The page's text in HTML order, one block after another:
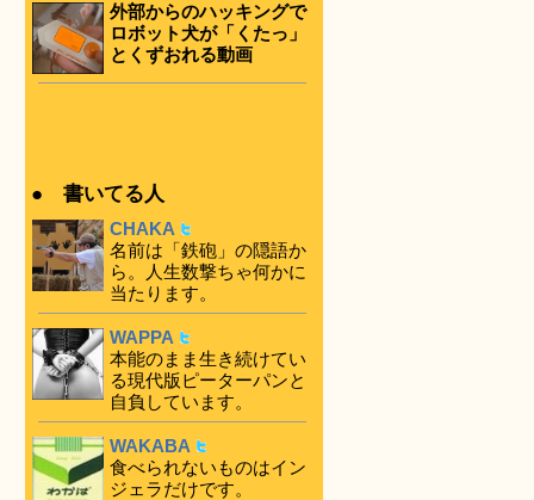
外部からのハッキングで
ロボット犬が「くたっ」
とくずおれる動画
● 書いてる人
CHAKA
名前は「鉄砲」の隠語か
ら。人生数撃ちゃ何かに
当たります。
WAPPA
本能のまま生き続けてい
る現代版ピーターパンと
自負しています。
WAKABA
食べられないものはイン
ジェラだけです。